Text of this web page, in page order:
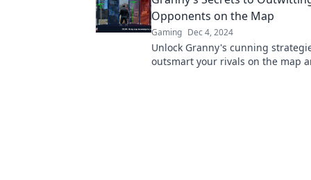
Opponents on the Map
Gaming Dec 4, 2024
Unlock Granny's cunning
outsmart your rivals on the map